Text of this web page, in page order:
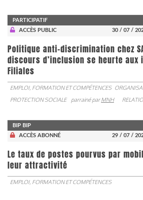
PARTICIPATIF
ACCÈS PUBLIC
30 / 07 /
Politique anti-discrimination chez
discours d’inclusion se heurte aux
Filiales
EMPLOI, FORMATION ET COMPÉTENCES
PROTECTION SOCIALE
parrainé parMNH
BIP BIP
ACCÈS ABONNÉ
29 / 07 /
Le taux de postes pourvus par
leur attractivité
EMPLOI, FORMATION ET COMPÉTENCES